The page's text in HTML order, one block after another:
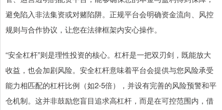
避免陷入非法集资或对赌陷阱。正规平台会明确资金流向、风控
规则与合作协议，让您在法律框架内安心操作。
“安全杠杆”则是理性投资的核心。杠杆是一把双刃剑，既能放大
收益，也会加剧风险。安全杠杆意味着平台会提供与您风险承受
能力相匹配的杠杆比例（如2-5倍），并设有完善的风险预警和平
仓机制。这并非鼓励您盲目追求高杠杆，而是在可控范围内，借